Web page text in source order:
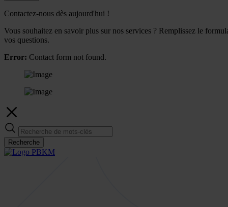
Contactez-nous dès aujourd'hui !
Vous souhaitez en savoir plus sur nos services ? Remplissez le
vos questions.
Error: Contact form not found.
Recherche